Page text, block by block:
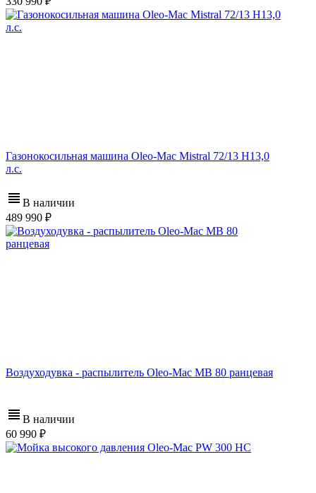
Газонокосильная машина Oleo-Mac Mistral 72/13 H13,0
л.с.
В наличии
489 990
Воздуходувка - распылитель Oleo-Mac MB 80 ранцевая
В наличии
60 990